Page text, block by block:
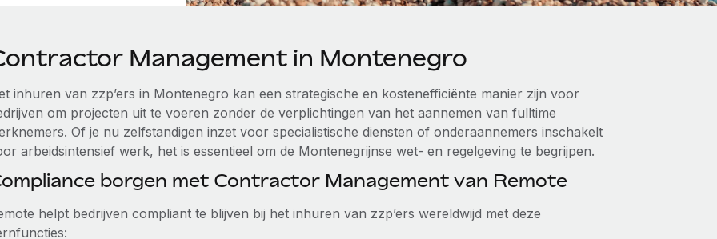
Management in Montenegro
inhuren van zzp’ers in Montenegro kan een strategische en kostenefficiënte manier zijn voor
om projecten uit te voeren zonder de verplichtingen van het aannemen van fulltime
Of je nu zelfstandigen inzet voor specialistische diensten of onderaannemers inschakelt
arbeidsintensief werk, het is essentieel om de Montenegrijnse wet- en regelgeving te begrijpen.
borgen met Contractor Management van Remote
helpt bedrijven compliant te blijven bij het inhuren van zzp’ers wereldwijd met deze